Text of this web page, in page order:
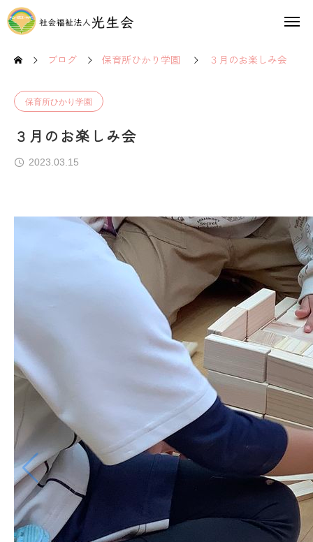
ブログ 保育所ひかり学園 ３月のお楽しみ会
保育所ひかり学園
３月のお楽しみ会
2023.03.15